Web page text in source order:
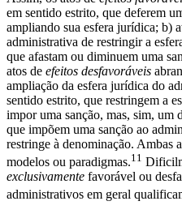
em sentido estrito, que deferem
ampliando sua esfera jurídica; b)
administrativa de restringir a
que afastam ou diminuem uma
atos de efeitos desfavoráveis
ampliação da esfera jurídica do
sentido estrito, que restringem a
impor uma sanção, mas, sim,
que impõem uma sanção ao
restringe à denominação. Ambas
modelos ou paradigmas.11
exclusivamente favorável ou
administrativos em geral